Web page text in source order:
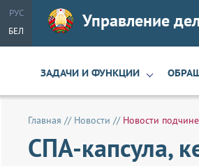
РУС
БЕЛ
Управление
ЗАДАЧИ И ФУНКЦИИ
Главная // Новости // Новости
СПА-капсула,